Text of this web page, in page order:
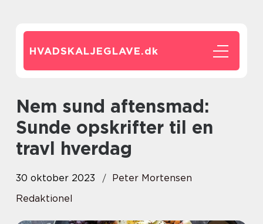
HVADSKALJEGLAVE.dk
Nem sund aftensmad:
Sunde opskrifter til en
travl hverdag
30 oktober 2023
Peter Mortensen
Redaktionel